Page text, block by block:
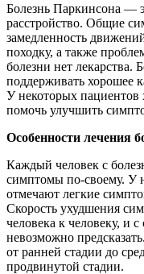
Болезнь Паркинсона —
расстройство. Общие
замедленность
походку, а также
болезни нет лекарства.
поддерживать хорошее
У некоторых пациентов
помочь улучшить
Особенности лечения
Каждый человек с
симптомы по-своему. У
отмечают легкие
Скорость ухудшения
человека к человеку, и
невозможно
от ранней стадии до
продвинутой стадии.